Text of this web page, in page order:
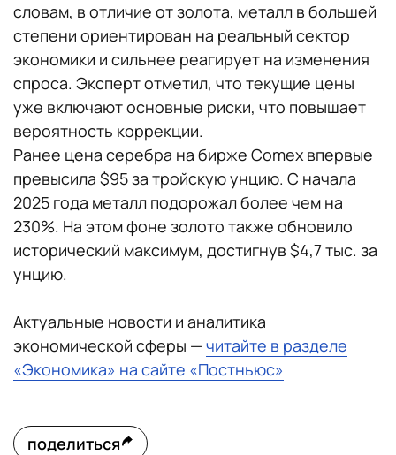
словам, в отличие от золота, металл в большей
степени ориентирован на реальный сектор
экономики и сильнее реагирует на изменения
спроса. Эксперт отметил, что текущие цены
уже включают основные риски, что повышает
вероятность коррекции.
Ранее цена серебра на бирже Comex впервые
превысила $95 за тройскую унцию. С начала
2025 года металл подорожал более чем на
230%. На этом фоне золото также обновило
исторический максимум, достигнув $4,7 тыс. за
унцию.
Актуальные новости и аналитика
экономической сферы — читайте в разделе
«Экономика» на сайте «Постньюс»
поделиться